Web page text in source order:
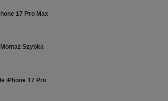
17 Pro Max
Szybka
iPhone 17 Pro